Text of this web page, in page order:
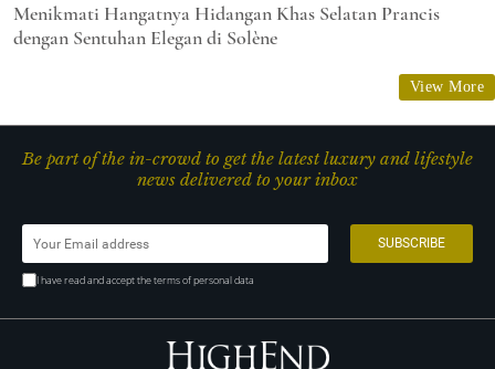
Menikmati Hangatnya Hidangan Khas Selatan Prancis
dengan Sentuhan Elegan di Solène
View More
Be part of the in-crowd to get the latest luxury and lifestyle
news delivered to your inbox
I have read and accept the terms of personal data